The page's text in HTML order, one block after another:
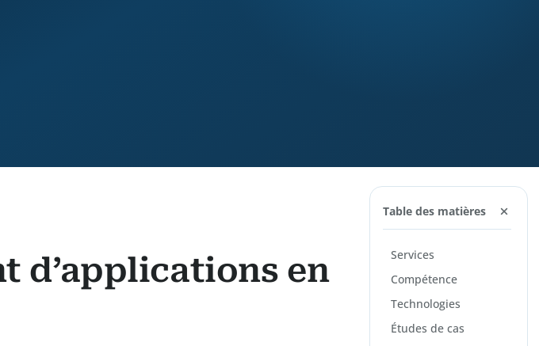
d’applications en
Table des matières
Services
Compétence
Technologies
Études de cas